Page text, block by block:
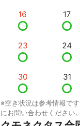
16 17
23 24
30 31
※空き状況は参考情報で
にお問い合わせください。